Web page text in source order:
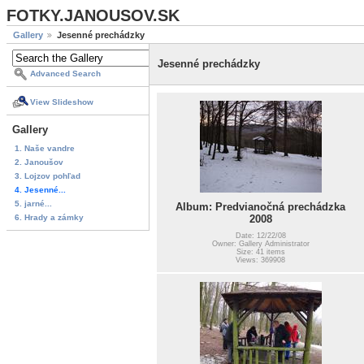
FOTKY.JANOUSOV.SK
Gallery Jesenné prechádzky
Advanced Search
View Slideshow
Gallery
1. Naše vandre
2. Janoušov
3. Lojzov pohľad
4. Jesenné...
5. jarné...
6. Hrady a zámky
Jesenné prechádzky
Album: Predvianočná prechádzka
2008
Date: 12/22/08
Owner: Gallery Administrator
Size: 41 items
Views: 369908